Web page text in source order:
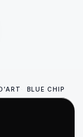
BLUE CHIP